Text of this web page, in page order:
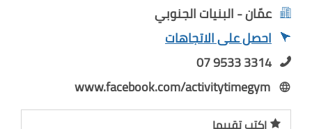
عمّان - البنيات الجنوبي
احصل على الاتجاهات
07 9533 3314
www.facebook.com/activitytimegym